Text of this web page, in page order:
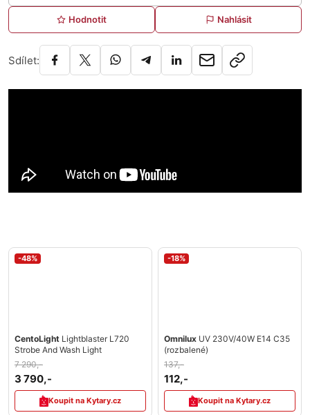
Hodnotit Nahlásit
Sdílet:
-48%
CentoLight Lightblaster L720
Strobe And Wash Light
7 290,-
3 790,-
Koupit na Kytary.cz
-18%
Omnilux UV 230V/40W E14 C35
(rozbalené)
137,-
112,-
Koupit na Kytary.cz